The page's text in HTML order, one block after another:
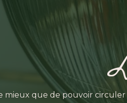
mieux que de pouvoir